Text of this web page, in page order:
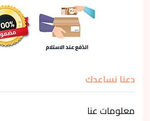
دعنا نساعدك
معلومات عنا